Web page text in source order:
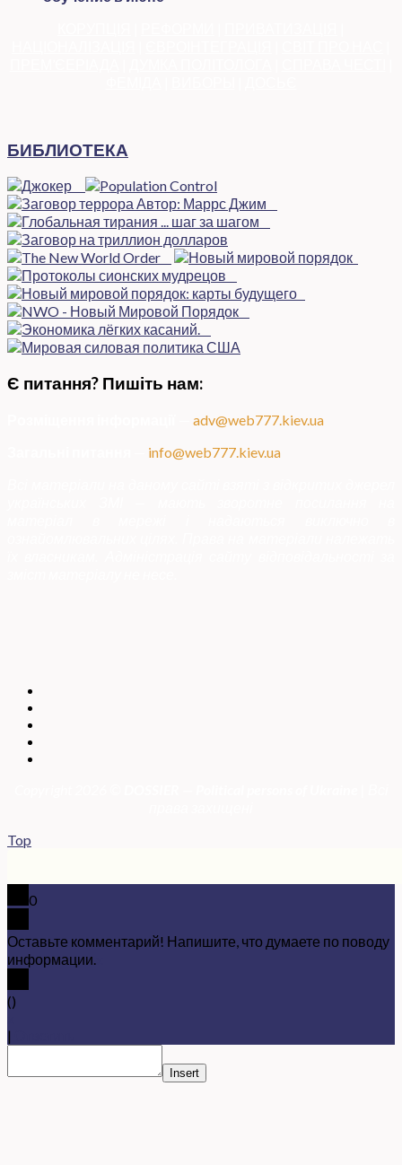
БИБЛИОТЕКА
Є питання? Пишіть нам:
adv@web777.kiev.ua
info@web777.kiev.ua
Top
0
Оставьте комментарий! Напишите, что думаете по поводу
информации.
()
|
Insert